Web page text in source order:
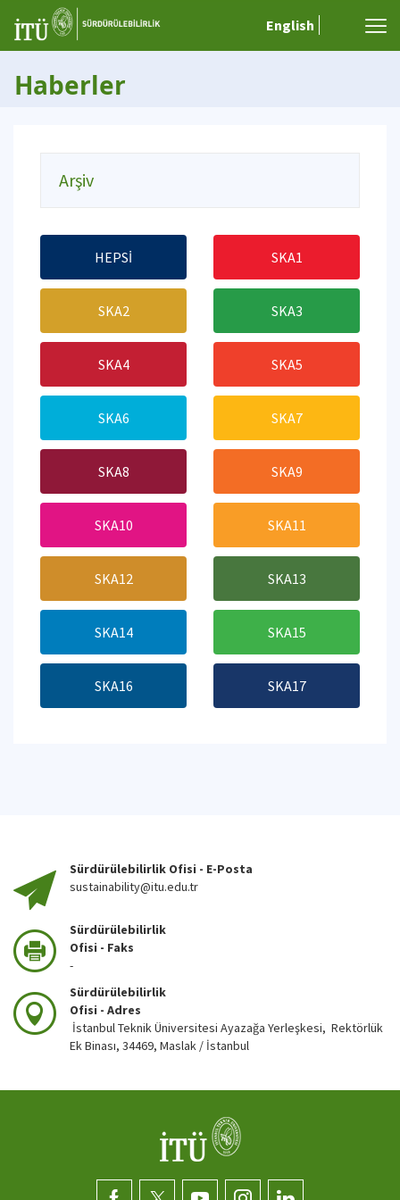
English
Haberler
Arşiv
HEPSİ SKA1
SKA2 SKA3
SKA4 SKA5
SKA6 SKA7
SKA8 SKA9
SKA10 SKA11
SKA12 SKA13
SKA14 SKA15
SKA16 SKA17
Sürdürülebilirlik Ofisi - E-Posta
sustainability@itu.edu.tr
Sürdürülebilirlik
Ofisi - Faks
-
Sürdürülebilirlik
Ofisi - Adres
İstanbul Teknik Üniversitesi Ayazağa Yerleşkesi, Rektörlük
Ek Binası, 34469, Maslak / İstanbul